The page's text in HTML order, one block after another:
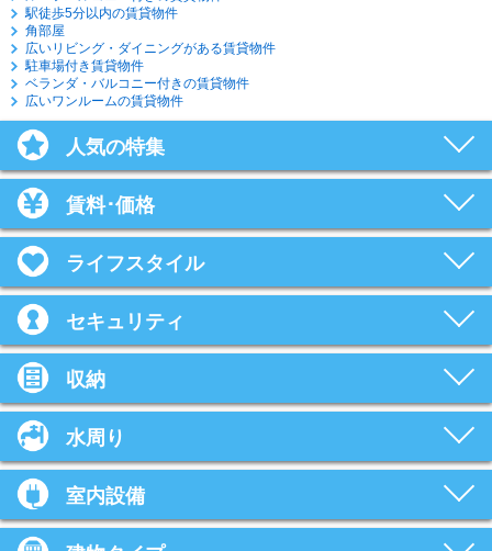
駅徒歩5分以内の賃貸物件
角部屋
広いリビング・ダイニングがある賃貸物件
駐車場付き賃貸物件
ベランダ・バルコニー付きの賃貸物件
広いワンルームの賃貸物件
人気の特集
賃料･価格
ライフスタイル
セキュリティ
収納
水周り
室内設備